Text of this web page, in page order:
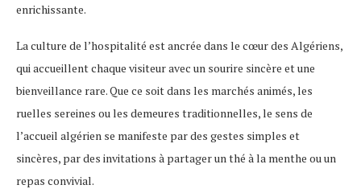
enrichissante.
La culture de l’hospitalité est ancrée dans le cœur des Algériens,
qui accueillent chaque visiteur avec un sourire sincère et une
bienveillance rare. Que ce soit dans les marchés animés, les
ruelles sereines ou les demeures traditionnelles, le sens de
l’accueil algérien se manifeste par des gestes simples et
sincères, par des invitations à partager un thé à la menthe ou un
repas convivial.